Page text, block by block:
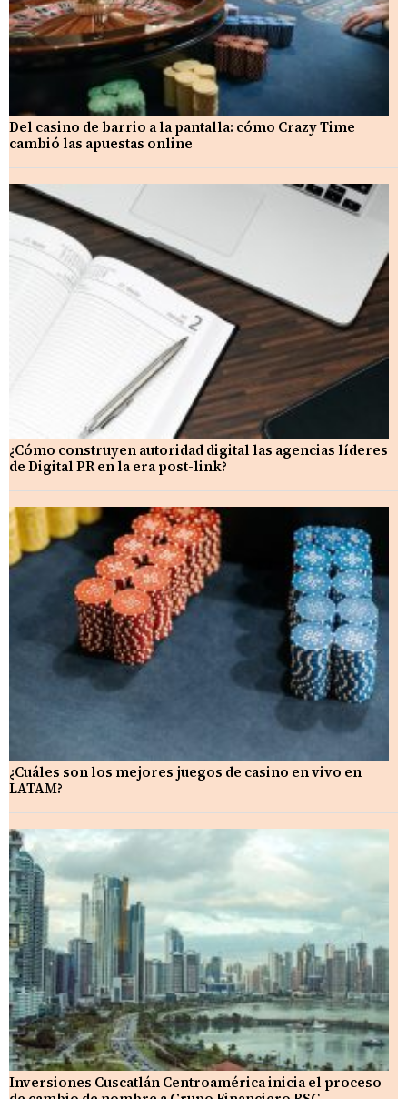
Del casino de barrio a la pantalla: cómo Crazy Time
cambió las apuestas online
¿Cómo construyen autoridad digital las agencias líderes
de Digital PR en la era post-link?
¿Cuáles son los mejores juegos de casino en vivo en
LATAM?
Inversiones Cuscatlán Centroamérica inicia el proceso